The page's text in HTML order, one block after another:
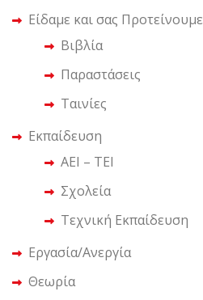
Είδαμε και σας Προτείνουμε
Βιβλία
Παραστάσεις
Ταινίες
Εκπαίδευση
ΑΕΙ – ΤΕΙ
Σχολεία
Τεχνική Εκπαίδευση
Εργασία/Ανεργία
Θεωρία